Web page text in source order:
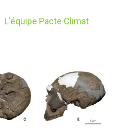
L'équipe Pacte Climat